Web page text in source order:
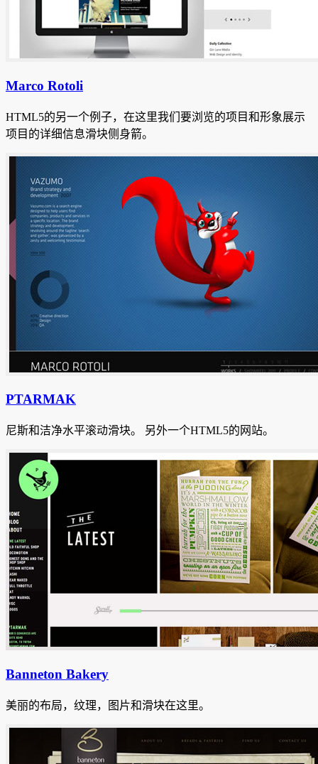
Marco Rotoli
HTML5的另一个例子，在这里我们要浏览的项目和形象展示
项目的详细信息滑块侧身箭。
PTARMAK
尼斯和洁净水平滚动滑块。 另外一个HTML5的网站。
Banneton Bakery
美丽的布局，纹理，图片和滑块在这里。